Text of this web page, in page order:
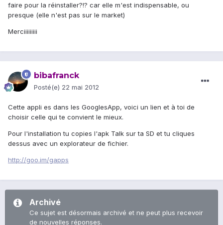
faire pour la réinstaller?!? car elle m'est indispensable, ou
presque (elle n'est pas sur le market)
Merciiiiiiiii
bibafranck
Posté(e) 22 mai 2012
Cette appli es dans les GooglesApp, voici un lien et à toi de
choisir celle qui te convient le mieux.
Pour l'installation tu copies l'apk Talk sur ta SD et tu cliques
dessus avec un explorateur de fichier.
http://goo.im/gapps
Archivé
Ce sujet est désormais archivé et ne peut plus recevoir
de nouvelles réponses.